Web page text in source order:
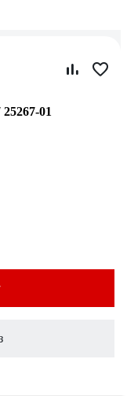
01